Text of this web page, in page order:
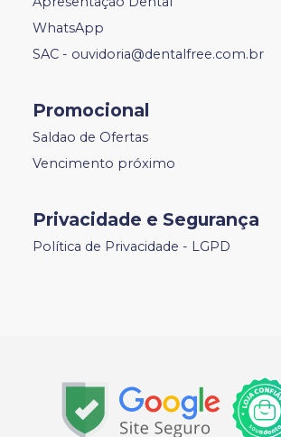
WhatsApp
SAC - ouvidoria@dentalfree.com.br
Promocional
Saldao de Ofertas
Vencimento próximo
Privacidade e Segurança
Política de Privacidade - LGPD